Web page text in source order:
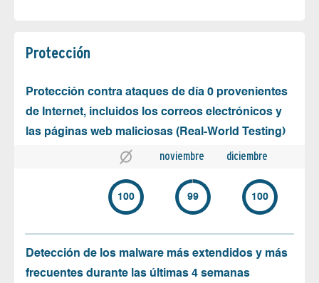
Protección
Protección contra ataques de día 0 provenientes
de Internet, incluidos los correos electrónicos y
las páginas web maliciosas (Real-World Testing)
noviembre diciembre
100 99 100
Detección de los malware más extendidos y más
frecuentes durante las últimas 4 semanas